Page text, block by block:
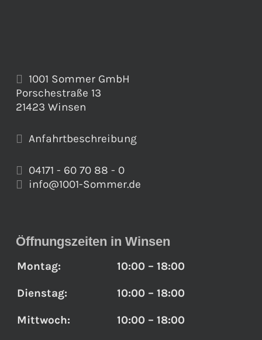
1001 Sommer GmbH
Porschestraße 13
21423 Winsen
Anfahrtbeschreibung
04171 - 60 70 88 - 0
info@1001-Sommer.de
Öffnungszeiten in Winsen
Montag: 10:00 – 18:00
Dienstag: 10:00 – 18:00
Mittwoch: 10:00 – 18:00